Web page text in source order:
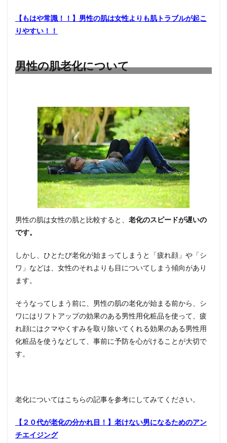
【もはや常識！！】男性の肌は女性よりも肌トラブルが起こ
りやすい！！
男性の肌老化について
男性の肌は女性の肌と比較すると、 老化のスピードが遅いの
です。
しかし、ひとたび老化が始まってしまうと「疲れ顔」や「シ
ワ」などは、女性のそれよりも目についてしまう傾向があり
ます。
そうなってしまう前に、男性の肌の老化が始まる前から、シ
ワにはリフトアップの効果のある男性用化粧品を使って、疲
れ顔にはクマやくすみを取り除いてくれる効果のある男性用
化粧品を使うなどして、事前に予防を心がけることが大切で
す。
老化についてはこちらの記事を参考にしてみてください。
【２０代が老化の分かれ目！】老けない男になるためのアン
チエイジング